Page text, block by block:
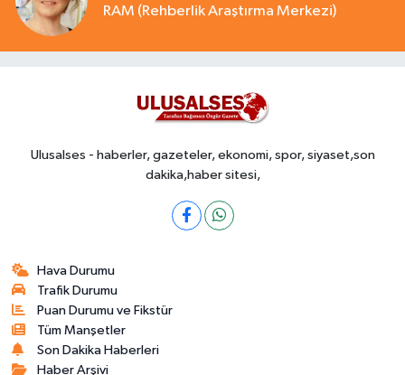
RAM (Rehberlik Araştırma Merkezi)
Ulusalses - haberler, gazeteler, ekonomi, spor, siyaset,son
dakika,haber sitesi,
Hava Durumu
Trafik Durumu
Puan Durumu ve Fikstür
Tüm Manşetler
Son Dakika Haberleri
Haber Arşivi